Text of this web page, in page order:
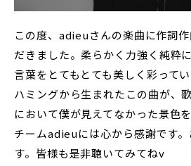
この度、adieuさんの楽曲に作詞
だきました。柔らかく力強く純粋
言葉をとてもとても美しく彩って
ハミングから生まれたこの曲が、
において僕が見えてなかった景色
チームadieuには心から感謝です
す。皆様も是非聴いてみてねv